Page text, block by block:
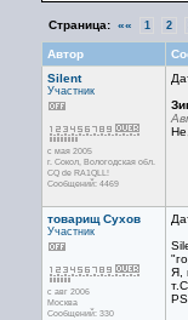
Страница: «« 1 2
Автор
Silent
Участник
с мая 2005
г. Сокол, Вологодская обл.
CQ de RA1QLL!
Сообщений: 4469
товарищ Сухов
Участник
с авг 2006
Москва
Сообщений: 330
Я,
т.С.